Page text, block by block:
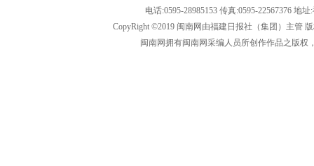
电话:0595-28985153 传真:0595-22567376 地
CopyRight ©2019 闽南网由福建日报社（集团）主管
闽南网拥有闽南网采编人员所创作作品之版